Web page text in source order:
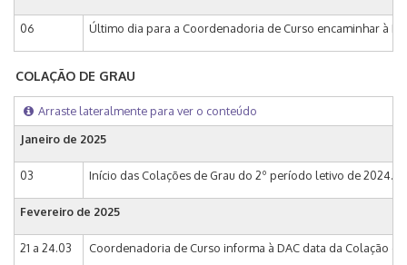
06 Último dia para a Coordenadoria de Curso encaminhar à
COLAÇÃO DE GRAU
Arraste lateralmente para ver o conteúdo
Janeiro de 2025
03 Início das Colações de Grau do 2º período letivo de 2024.
Fevereiro de 2025
21 a 24.03 Coordenadoria de Curso informa à DAC data da Colação